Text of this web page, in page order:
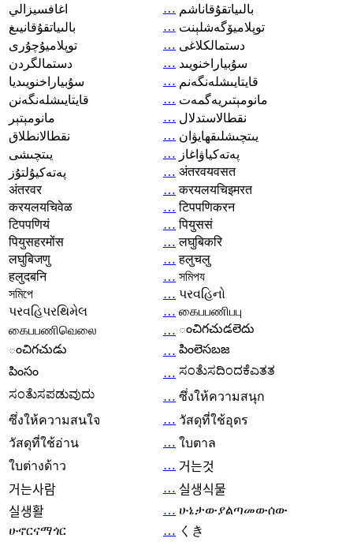
اغافسيزالي
… بالىياتقۇقاناشم
بالىياتقۇقانيىغ
… توپلاميۆگەشلېنت
توپلاميۇچۇرى
… دستمالکلاغی
دستمالگردن
… سۇبياراخنويىد
سۇبياراخنويىديا
… قايتايىشلەنگەنم
قايتايىشلەنگەنن
… مانومېتىريەگمەت
مانومېتېر
… نقطالاستدلال
نقطالانطلاق
… يىتچىشلىقھايۋان
يىتچىشى
… پەتەكياۋاغاز
پەتەكيۇلتۇز
… अंतरवयवसत
अंतरवर
… करयलयचिइमरत
करयलयचिवेळ
… टिपपणिकरन
टिपपणियं
… पियुससं
पियुसहरमोंस
… लघुबिकरि
लघुबिजणु
… हलुचलु
हलुदबनि
… সমিপয
সমিপে
… પરવહિનો
પરવહિપરથિમેલ
… கைபபணிபபு
கைபபணிவெலை
… ంచిగచుడలెదు
ంచిగచుడు
… పింలెసబజ
పింసం
… ಸಂತೆುಸದಿಂದಕೆಎತತ
ಸಂತೆುಸಪಡುವುದು
… ซึ่งให้ความสนุก
ซึ่งให้ความสนใจ
… วัสดุที่ใช้อุดร
วัสดุที่ใช้อ่าน
… ใบตาล
ใบต่างด้าว
… 거는것
거는사람
… 실생식물
실생활
… ሁኔታውያልጣመውሰው
ሁኖርናማጎር
… くき